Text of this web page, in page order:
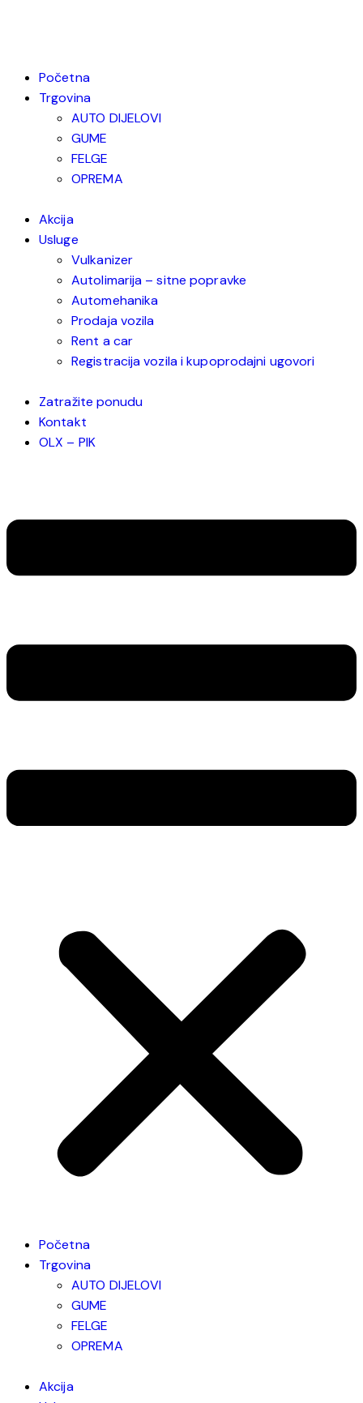
Početna
Trgovina
AUTO DIJELOVI
GUME
FELGE
OPREMA
Akcija
Usluge
Vulkanizer
Autolimarija – sitne popravke
Automehanika
Prodaja vozila
Rent a car
Registracija vozila i kupoprodajni ugovori
Zatražite ponudu
Kontakt
OLX – PIK
Početna
Trgovina
AUTO DIJELOVI
GUME
FELGE
OPREMA
Akcija